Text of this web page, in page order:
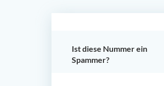
Ist diese Nummer ein
Spammer?